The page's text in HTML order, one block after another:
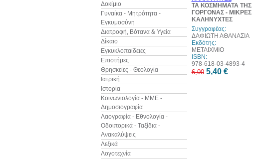
Δοκίμιο
Γυναίκα - Μητρότητα -
Εγκυμοσύνη
Διατροφή, Βότανα & Υγεία
Δίκαιο
Εγκυκλοπαίδειες
Επιστήμες
Θρησκείες - Θεολογία
Ιατρική
Ιστορία
Κοινωνιολογία - ΜΜΕ -
Δημοσιογραφία
Λαογραφία - Εθνολογία -
Οδοιπορικά - Ταξίδια -
Ανακαλύψεις
Λεξικά
Λογοτεχνία
ΤΑ ΚΟΣΜΗΜΑΤΑ ΤΗΣ
ΓΟΡΓΟΝΑΣ - ΜΙΚΡΕΣ
ΚΑΛΗΝΥΧΤΕΣ
Συγγραφέας:
ΔΑΦΙΩΤΗ ΑΘΑΝΑΣΙΑ
Εκδότης:
ΜΕΤΑΙΧΜΙΟ
ISBN:
978-618-03-4893-4
6,00 5,40 €